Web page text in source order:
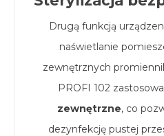
Drugą funkcją
naświetlanie
zewnętrznych
PROFI 102
zewnętrzne, co
dezynfekcję pustej